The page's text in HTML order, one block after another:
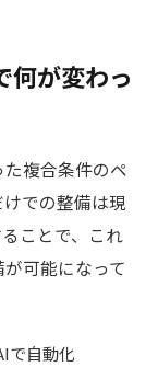
何が変わっ
複合条件のペ
での整備は現
ことで、これ
可能になって
で自動化